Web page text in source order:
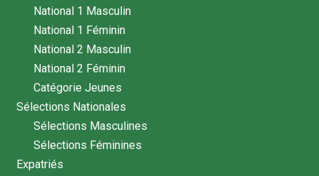
National 1 Masculin
National 1 Féminin
National 2 Masculin
National 2 Féminin
Catégorie Jeunes
Sélections Nationales
Sélections Masculines
Sélections Féminines
Expatriés